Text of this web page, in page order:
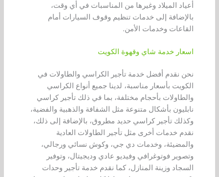
أعياد الميلاد وغيرها من المناسبات في أي وقت،
بالإضافة إلى خدمات تنظيم وقوف السيارات أمام
القاعات وخدمات الأمن.
اسعار خدمة شاي وقهوة الكويت
نحن نقدم أفضل خدمة تأجير الكراسي والطاولات في
الكويت بأسعار مناسبة، لدينا جميع أنواع الكراسي
والطاولات بأحجام مختلفة، بما في ذلك تأجير كراسي
نابليون بأشكال متنوعة مثل الشفافة والذهبية والفضية،
وكذلك تأجير كراسي حديد مطروق، بالإضافة إلى ذلك،
نقدم خدمات أخرى مثل تأجير الطاولات العادية
والمضيئة، وخدمات دي جي، وكوش نسائي ورجالي،
وتصوير فوتوغرافي وفيديو عادي وديجيتال، وتوفير
السجاد وزينة المنازل، كما نقدم خدمة تأجير وحدات